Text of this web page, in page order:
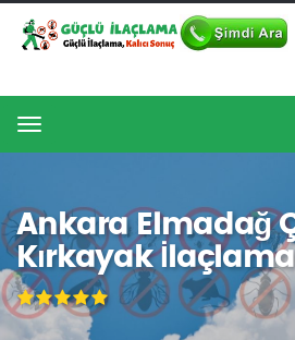
Menu
Ankara Elmadağ
Kırkayak İlaçlama